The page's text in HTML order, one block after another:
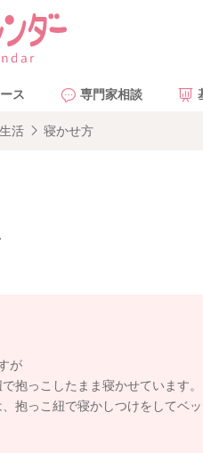
ス 専門家相談
活 寝かせ方
が
抱っこしたまま寝かせています。
抱っこ紐で寝かしつけをしてベ